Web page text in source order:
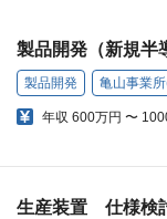
製品開発（新規半
製品開発 亀山事業
年収 600万円 〜
生産装置 仕様検